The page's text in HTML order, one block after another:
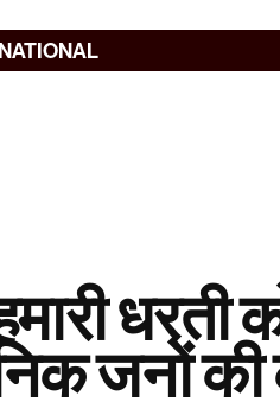
धरती
जनों की